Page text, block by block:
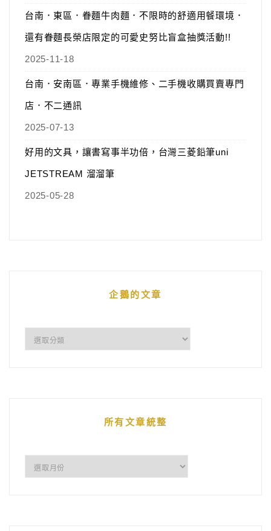
台南．東區．眷麵牛肉麵．不限時的舒適用餐環境．
還有眷麵長榮店限定的可愛史努比盲盒抽獎活動!!
2025-11-18
台南．安南區．專業手機維修、二手機收購買賣專門
店．不二通訊
2025-07-13
好用的文具，讓書寫事半功倍，台灣三菱鉛筆uni
JETSTREAM 溜溜筆
2025-05-28
企鵝的文章
所有文章統整